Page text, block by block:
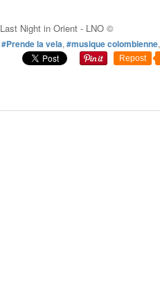
Last Night in Orient - LNO ©
#Prende la vela, #musique colombienne,
Repost